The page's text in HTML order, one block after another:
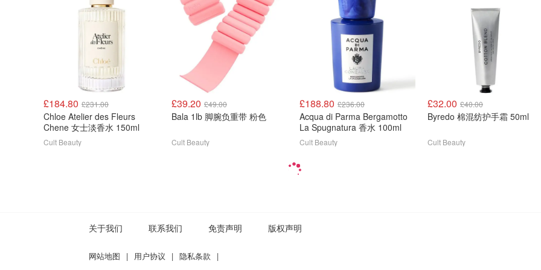
£184.80 £231.00
Chloe Atelier des Fleurs
Chene 女士淡香水 150ml
Cult Beauty
£39.20 £49.00
Bala 1lb 脚腕负重带 粉色
Cult Beauty
£188.80 £236.00
Acqua di Parma Bergamotto
La Spugnatura 香水 100ml
Cult Beauty
£32.00 £40.00
Byredo 棉混纺护手霜 50ml
Cult Beauty
关于我们 联系我们 免责声明 版权声明
网站地图 | 用户协议 | 隐私条款 |